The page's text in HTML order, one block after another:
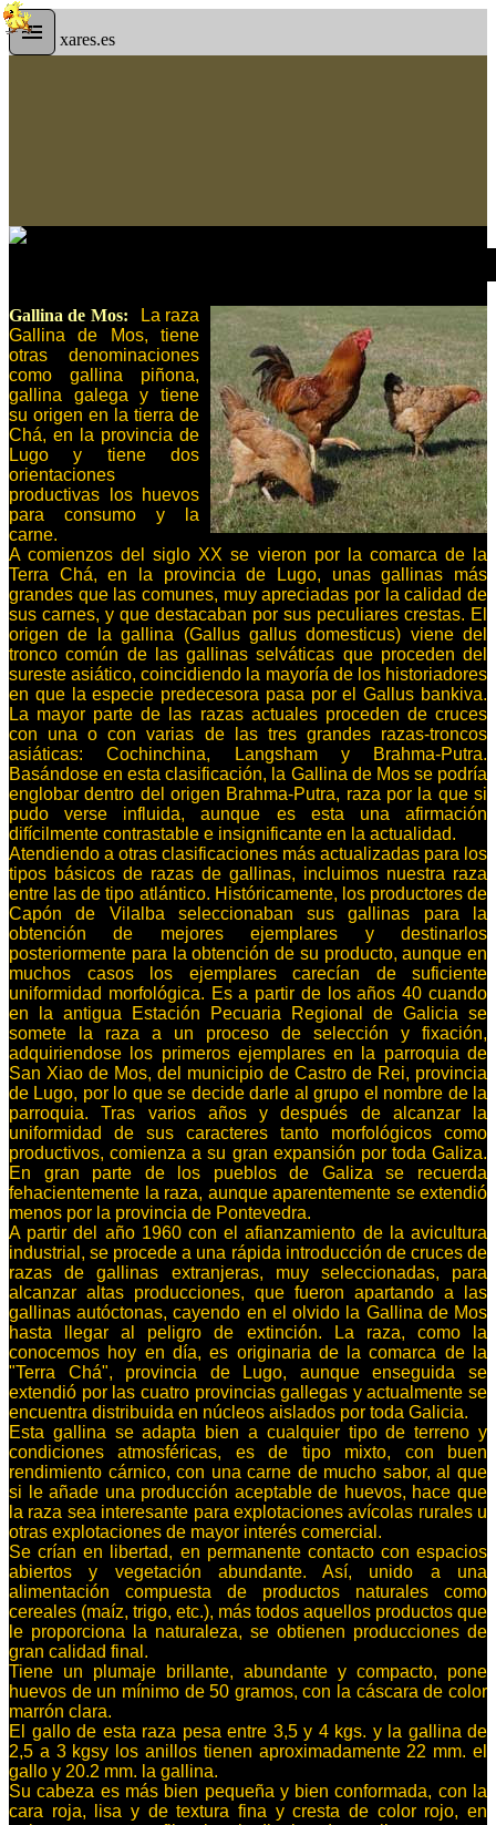
xares.es
Gallina de Mos:
La raza
Gallina de Mos, tiene
otras denominaciones
como gallina piñona,
gallina galega y tiene
su origen en la tierra de
Chá, en la provincia de
Lugo y tiene dos
orientaciones
productivas los huevos
para consumo y la
carne.
A comienzos del siglo XX se vieron por la comarca de la
Terra Chá, en la provincia de Lugo, unas gallinas más
grandes que las comunes, muy apreciadas por la calidad de
sus carnes, y que destacaban por sus peculiares crestas. El
origen de la gallina (Gallus gallus domesticus) viene del
tronco común de las gallinas selváticas que proceden del
sureste asiático, coincidiendo la mayoría de los historiadores
en que la especie predecesora pasa por el Gallus bankiva.
La mayor parte de las razas actuales proceden de cruces
con una o con varias de las tres grandes razas-troncos
asiáticas: Cochinchina, Langsham y Brahma-Putra.
Basándose en esta clasificación, la Gallina de Mos se podría
englobar dentro del origen Brahma-Putra, raza por la que si
pudo verse influida, aunque es esta una afirmación
difícilmente contrastable e insignificante en la actualidad.
Atendiendo a otras clasificaciones más actualizadas para los
tipos básicos de razas de gallinas, incluimos nuestra raza
entre las de tipo atlántico. Históricamente, los productores de
Capón de Vilalba seleccionaban sus gallinas para la
obtención de mejores ejemplares y destinarlos
posteriormente para la obtención de su producto, aunque en
muchos casos los ejemplares carecían de suficiente
uniformidad morfológica. Es a partir de los años 40 cuando
en la antigua Estación Pecuaria Regional de Galicia se
somete la raza a un proceso de selección y fixación,
adquiriendose los primeros ejemplares en la parroquia de
San Xiao de Mos, del municipio de Castro de Rei, provincia
de Lugo, por lo que se decide darle al grupo el nombre de la
parroquia. Tras varios años y después de alcanzar la
uniformidad de sus caracteres tanto morfológicos como
productivos, comienza a su gran expansión por toda Galiza.
En gran parte de los pueblos de Galiza se recuerda
fehacientemente la raza, aunque aparentemente se extendió
menos por la provincia de Pontevedra.
A partir del año 1960 con el afianzamiento de la avicultura
industrial, se procede a una rápida introducción de cruces de
razas de gallinas extranjeras, muy seleccionadas, para
alcanzar altas producciones, que fueron apartando a las
gallinas autóctonas, cayendo en el olvido la Gallina de Mos
hasta llegar al peligro de extinción. La raza, como la
conocemos hoy en día, es originaria de la comarca de la
"Terra Chá", provincia de Lugo, aunque enseguida se
extendió por las cuatro provincias gallegas y actualmente se
encuentra distribuida en núcleos aislados por toda Galicia.
Esta gallina se adapta bien a cualquier tipo de terreno y
condiciones atmosféricas, es de tipo mixto, con buen
rendimiento cárnico, con una carne de mucho sabor, al que
si le añade una producción aceptable de huevos, hace que
la raza sea interesante para explotaciones avícolas rurales u
otras explotaciones de mayor interés comercial.
Se crían en libertad, en permanente contacto con espacios
abiertos y vegetación abundante. Así, unido a una
alimentación compuesta de productos naturales como
cereales (maíz, trigo, etc.), más todos aquellos productos que
le proporciona la naturaleza, se obtienen producciones de
gran calidad final.
Tiene un plumaje brillante, abundante y compacto, pone
huevos de un mínimo de 50 gramos, con la cáscara de color
marrón clara.
El gallo de esta raza pesa entre 3,5 y 4 kgs. y la gallina de
2,5 a 3 kgsy los anillos tienen aproximadamente 22 mm. el
gallo y 20.2 mm. la gallina.
Su cabeza es más bien pequeña y bien conformada, con la
cara roja, lisa y de textura fina y cresta de color rojo, en